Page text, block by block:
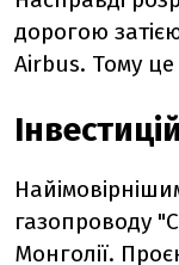
дорогою
Airbus. Тому це
газопроводу
Монголії.